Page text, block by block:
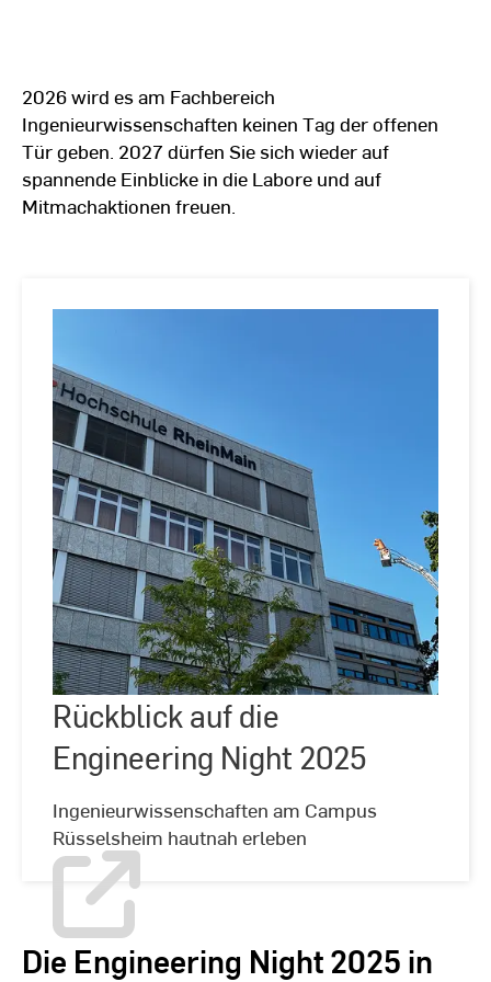
2026 wird es am Fachbereich
Ingenieurwissenschaften keinen Tag der offenen
Tür geben. 2027 dürfen Sie sich wieder auf
spannende Einblicke in die Labore und auf
Mitmachaktionen freuen.
©
Hochschulkommunikation
|
Hochschule
RheinMain
Rückblick auf die
Engineering Night 2025
Ingenieurwissenschaften am Campus
Rüsselsheim hautnah erleben
Rückblick
auf
die
Engineering
Night
2025
Die Engineering Night 2025 in